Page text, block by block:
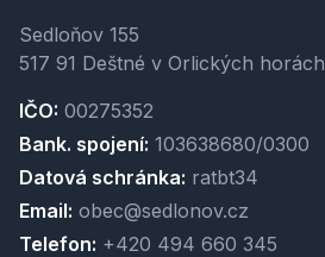
Sedloňov 155
517 91 Deštné v Orlických horách
IČO: 00275352
Bank. spojení: 103638680/0300
Datová schránka: ratbt34
Email: obec@sedlonov.cz
Telefon: +420 494 660 345